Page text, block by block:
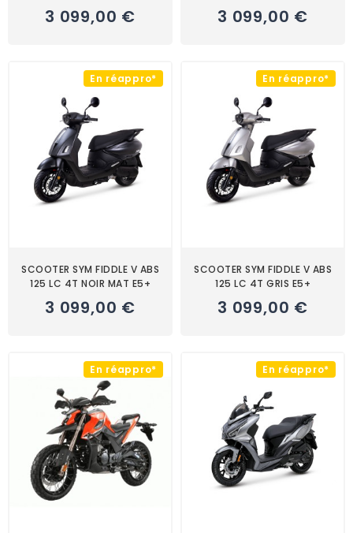
3 099,00 € 3 099,00 €
En réappro*
SCOOTER SYM FIDDLE V ABS
125 LC 4T NOIR MAT E5+
3 099,00 €
En réappro*
SCOOTER SYM FIDDLE V ABS
125 LC 4T GRIS E5+
3 099,00 €
En réappro* En réappro*